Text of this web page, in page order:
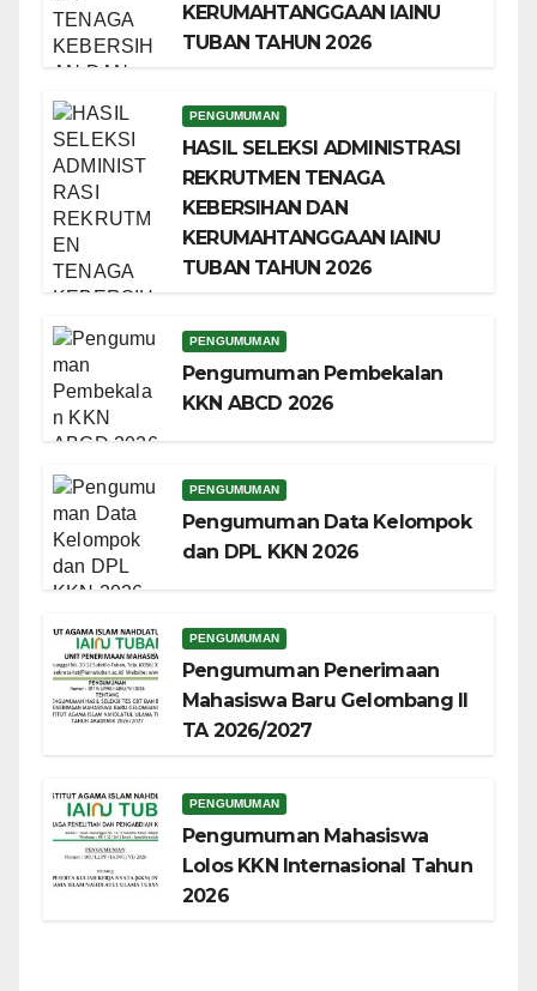
KERUMAHTANGGAAN IAINU
TUBAN TAHUN 2026
PENGUMUMAN
HASIL SELEKSI ADMINISTRASI
REKRUTMEN TENAGA
KEBERSIHAN DAN
KERUMAHTANGGAAN IAINU
TUBAN TAHUN 2026
PENGUMUMAN
Pengumuman Pembekalan
KKN ABCD 2026
PENGUMUMAN
Pengumuman Data Kelompok
dan DPL KKN 2026
PENGUMUMAN
Pengumuman Penerimaan
Mahasiswa Baru Gelombang II
TA 2026/2027
PENGUMUMAN
Pengumuman Mahasiswa
Lolos KKN Internasional Tahun
2026